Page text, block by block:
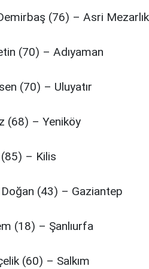
(76) – Asri Mezarlık
(70) – Adıyaman
(70) – Uluyatır
(68) – Yeniköy
– Kilis
(43) – Gaziantep
(18) – Şanlıurfa
(60) – Salkım